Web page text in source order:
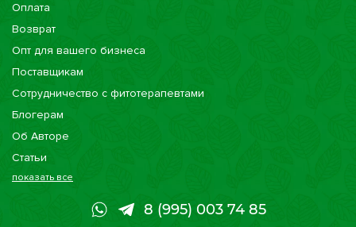
Оплата
Возврат
Опт для вашего бизнеса
Поставщикам
Сотрудничество с фитотерапевтами
Блогерам
Об Авторе
Статьи
Консультации
Наши магазины
показать все
8 (995) 003 74 85